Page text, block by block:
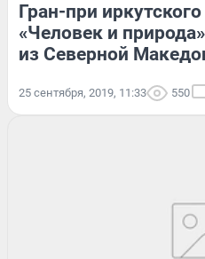
Гран-при
«Человек и
из Северной
25 сентября, 2019, 11:33 550